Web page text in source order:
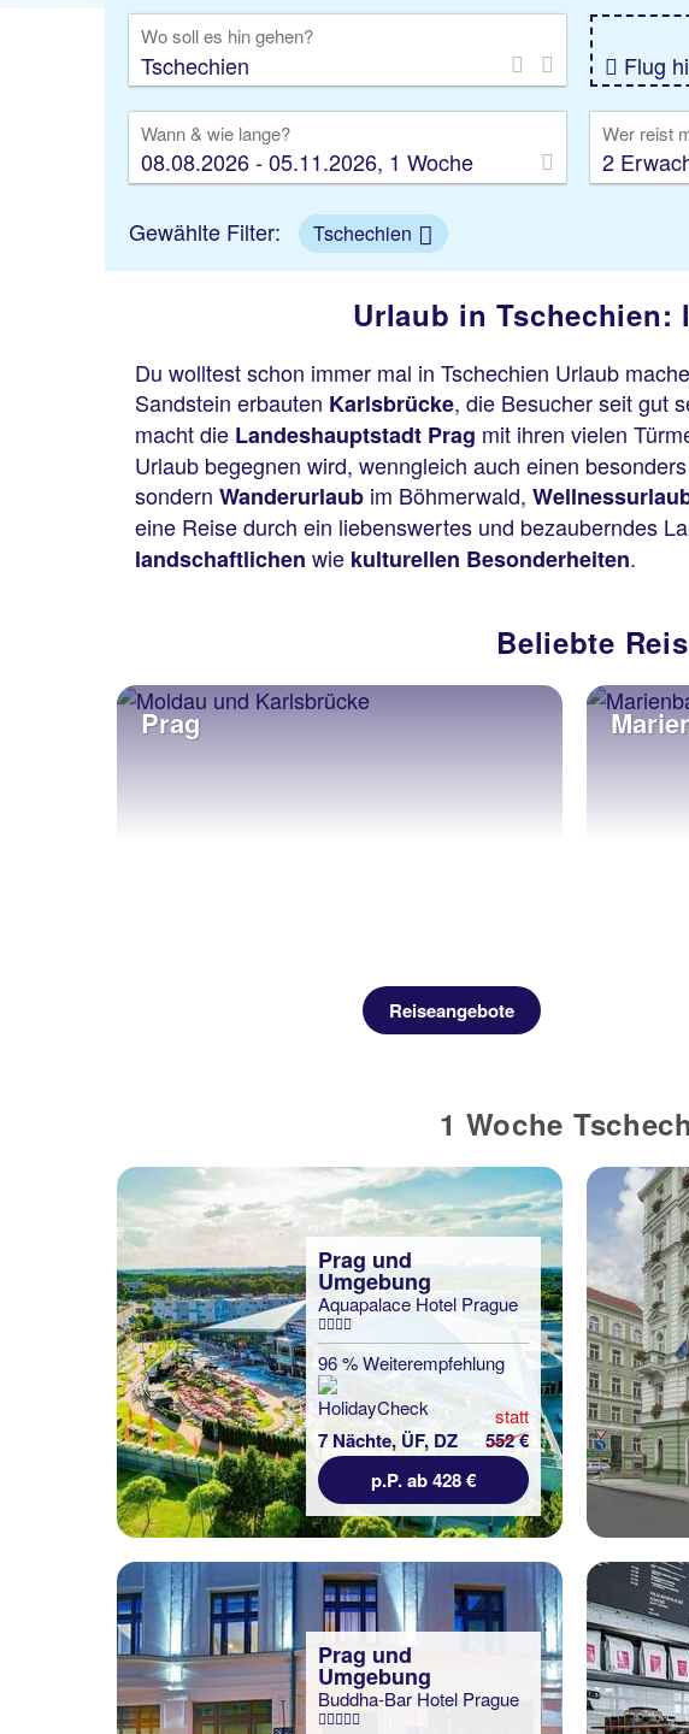
Wo soll es hin gehen?
Flug
Wann & wie lange?
08.08.2026 - 05.11.2026, 1 Woche
Wer reist
2
Gewählte Filter: Tschechien
Urlaub in Tschechien:
Du wolltest schon immer mal in Tschechien Urlaub
Sandstein erbauten Karlsbrücke, die Besucher seit gut
macht die Landeshauptstadt Prag mit ihren vielen
Urlaub begegnen wird, wenngleich auch einen
sondern Wanderurlaub im Böhmerwald,
eine Reise durch ein liebenswertes und bezauberndes
landschaftlichen wie kulturellen Besonderheiten.
Beliebte
Prag
Reiseangebote
1 Woche
Prag und
Umgebung
Aquapalace Hotel Prague
96 % Weiterempfehlung
7 Nächte, ÜF, DZ
statt
552 €
p.P. ab 428 €
Prag und
Umgebung
Buddha-Bar Hotel Prague